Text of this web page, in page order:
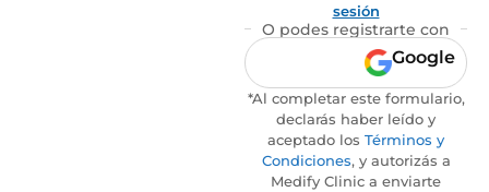
sesión
O podes registrarte con
Google
*Al completar este formulario,
declarás haber leído y
aceptado los Términos y
Condiciones, y autorizás a
Medify Clinic a enviarte